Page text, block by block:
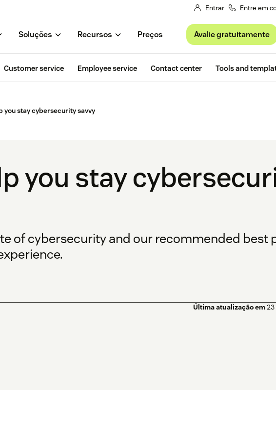
Entrar Entre em
Soluções Recursos Preços Avalie gratuitamente
Customer service Employee service Contact center Tools and
you stay cybersecurity savvy
you stay
of cybersecurity and our recommended best
Última atualização em23